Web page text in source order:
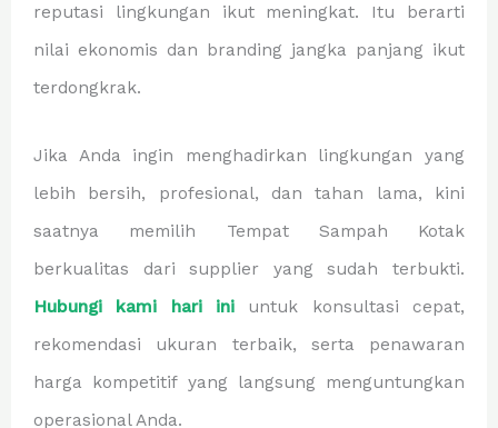
reputasi lingkungan ikut meningkat. Itu berarti
nilai ekonomis dan branding jangka panjang ikut
terdongkrak.
Jika Anda ingin menghadirkan lingkungan yang
lebih bersih, profesional, dan tahan lama, kini
saatnya memilih Tempat Sampah Kotak
berkualitas dari supplier yang sudah terbukti.
Hubungi kami hari ini untuk konsultasi cepat,
rekomendasi ukuran terbaik, serta penawaran
harga kompetitif yang langsung menguntungkan
operasional Anda.